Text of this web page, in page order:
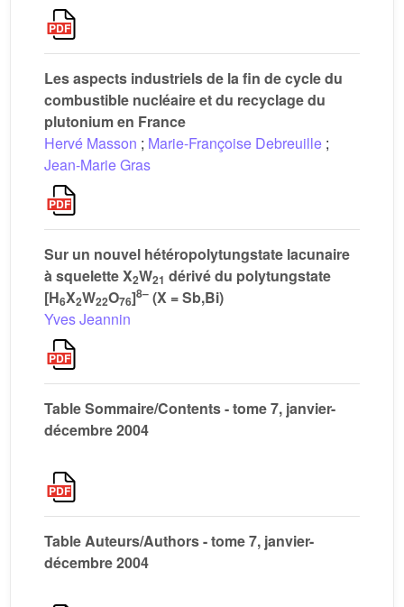
Les aspects industriels de la fin de cycle du
combustible nucléaire et du recyclage du
plutonium en France
Hervé Masson ; Marie-Françoise Debreuille ;
Jean-Marie Gras
Sur un nouvel hétéropolytungstate lacunaire
à squelette X2W21 dérivé du polytungstate
[H6X2W22O76]8– (X = Sb,Bi)
Yves Jeannin
Table Sommaire/Contents - tome 7, janvier-
décembre 2004
Table Auteurs/Authors - tome 7, janvier-
décembre 2004